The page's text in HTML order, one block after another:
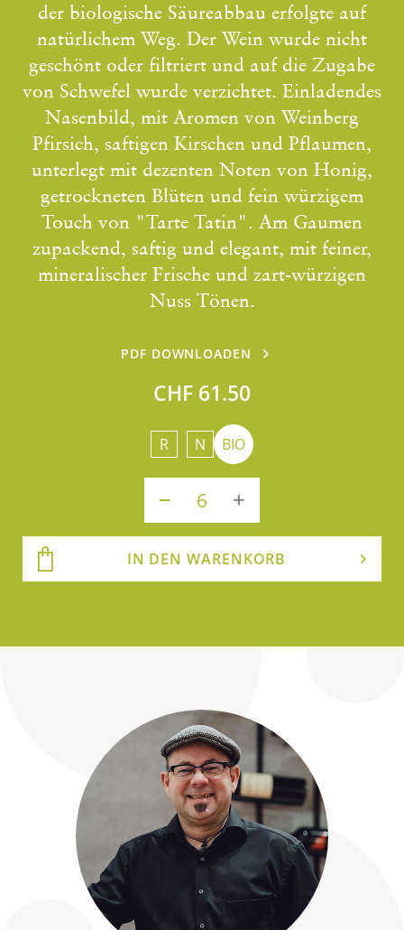
der biologische Säureabbau erfolgte auf
natürlichem Weg. Der Wein wurde nicht
geschönt oder filtriert und auf die Zugabe
von Schwefel wurde verzichtet. Einladendes
Nasenbild, mit Aromen von Weinberg
Pfirsich, saftigen Kirschen und Pflaumen,
unterlegt mit dezenten Noten von Honig,
getrockneten Blüten und fein würzigem
Touch von "Tarte Tatin". Am Gaumen
zupackend, saftig und elegant, mit feiner,
mineralischer Frische und zart-würzigen
Nuss Tönen.
PDF DOWNLOADEN
CHF 61.50
R N BIO
IN DEN WARENKORB